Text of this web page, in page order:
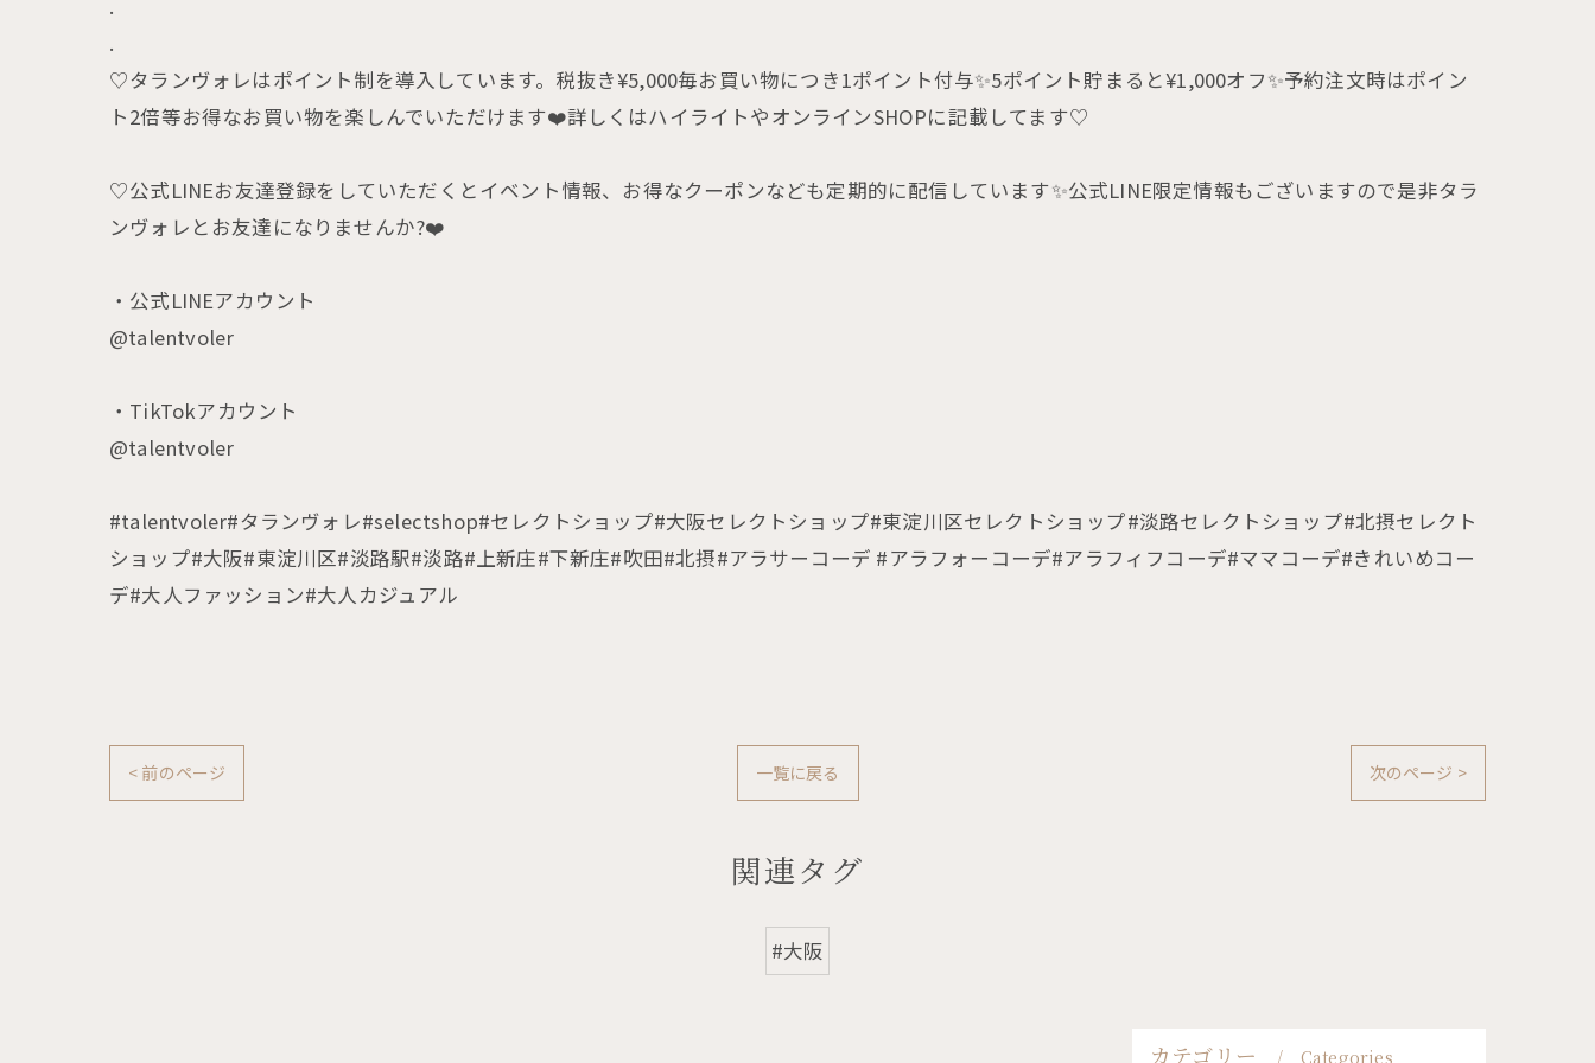
.
.
♡タランヴォレはポイント制を導入しています。税抜き¥5,000毎お買い物につき1ポイント付与✨5ポイント貯まると¥1,000オフ✨予約注文時はポイン
ト2倍等お得なお買い物を楽しんでいただけます❤️詳しくはハイライトやオンラインSHOPに記載してます♡
♡公式LINEお友達登録をしていただくとイベント情報、お得なクーポンなども定期的に配信しています✨公式LINE限定情報もございますので是非タラ
ンヴォレとお友達になりませんか?❤️
・公式LINEアカウント
@talentvoler
・TikTokアカウント
@talentvoler
#talentvoler#タランヴォレ#selectshop#セレクトショップ#大阪セレクトショップ#東淀川区セレクトショップ#淡路セレクトショップ#北摂セレクト
ショップ#大阪#東淀川区#淡路駅#淡路#上新庄#下新庄#吹田#北摂#アラサーコーデ #アラフォーコーデ#アラフィフコーデ#ママコーデ#きれいめコー
デ#大人ファッション#大人カジュアル
< 前のページ 一覧に戻る 次のページ >
関連タグ
#大阪
カテゴリー Categories